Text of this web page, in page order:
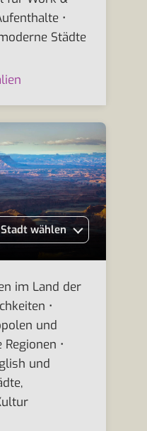
•
Städte
Stadt wählen
im Land der
•
und
•
und